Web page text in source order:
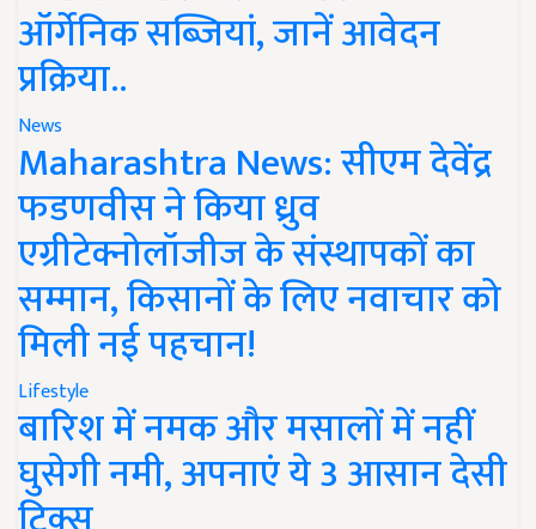
ऑर्गेनिक सब्जियां, जानें आवेदन
प्रक्रिया..
News
Maharashtra News: सीएम देवेंद्र
फडणवीस ने किया ध्रुव
एग्रीटेक्नोलॉजीज के संस्थापकों का
सम्मान, किसानों के लिए नवाचार को
मिली नई पहचान!
Lifestyle
बारिश में नमक और मसालों में नहीं
घुसेगी नमी, अपनाएं ये 3 आसान देसी